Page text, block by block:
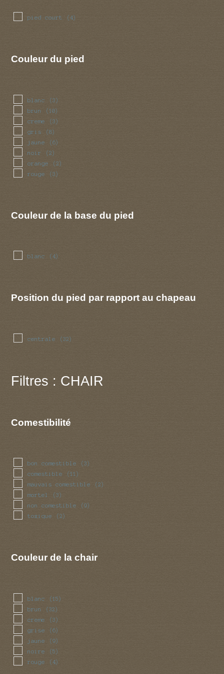
pied court (4)
Couleur du pied
blanc (3)
brun (10)
creme (3)
gris (8)
jaune (6)
noir (2)
orange (2)
rouge (3)
Couleur de la base du pied
blanc (4)
Position du pied par rapport au chapeau
centrale (32)
Filtres : CHAIR
Comestibilité
bon comestible (3)
comestible (11)
mauvais comestible (2)
mortel (3)
non comestible (9)
toxique (2)
Couleur de la chair
blanc (15)
brun (32)
creme (3)
grise (6)
jaune (9)
noire (5)
rouge (4)